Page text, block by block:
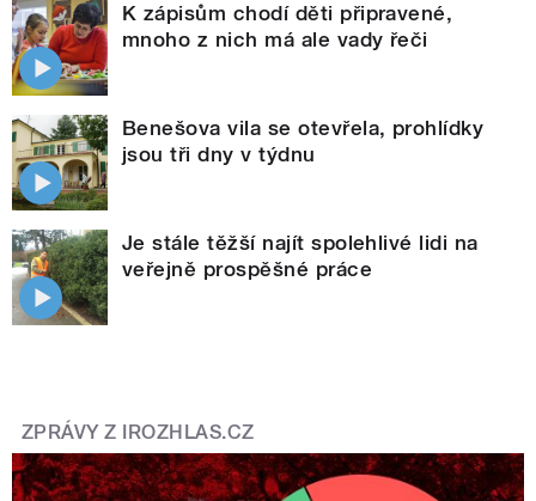
K zápisům chodí děti připravené,
mnoho z nich má ale vady řeči
Benešova vila se otevřela, prohlídky
jsou tři dny v týdnu
Je stále těžší najít spolehlivé lidi na
veřejně prospěšné práce
ZPRÁVY Z IROZHLAS.CZ